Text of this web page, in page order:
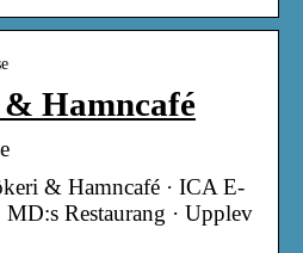
& Hamncafé
& Hamncafé · ICA E-
MD:s Restaurang · Upplev